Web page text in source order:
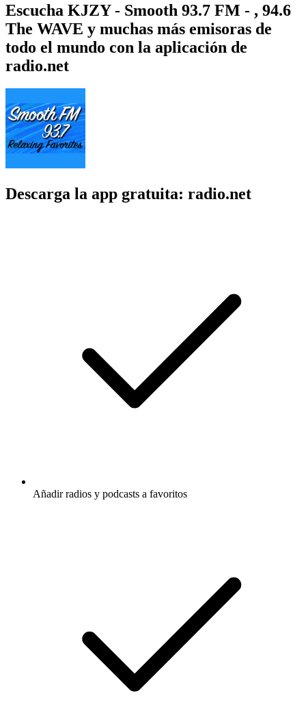
Escucha KJZY - Smooth 93.7 FM - , 94.6
The WAVE y muchas más emisoras de
todo el mundo con la aplicación de
radio.net
Descarga la app gratuita: radio.net
Añadir radios y podcasts a favoritos